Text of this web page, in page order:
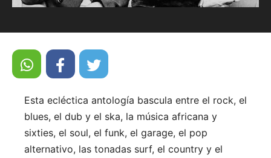
Esta ecléctica antología bascula entre el rock, el
blues, el dub y el ska, la música africana y
sixties, el soul, el funk, el garage, el pop
alternativo, las tonadas surf, el country y el